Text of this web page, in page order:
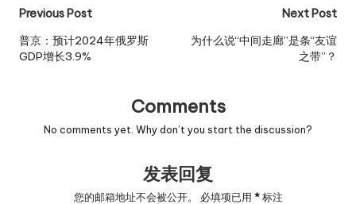
Post
navigation
Previous Post
普京：预计2024年俄罗斯
GDP增长3.9%
Next Post
为什么说“中间走廊”是条“友谊
之带”？
Comments
No comments yet. Why don’t you start the discussion?
发表回复
您的邮箱地址不会被公开。 必填项已用 *标注